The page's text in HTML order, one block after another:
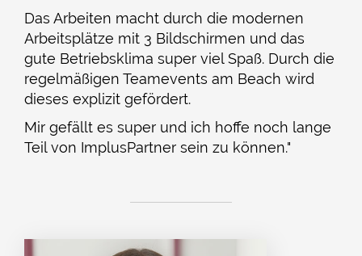
Das Arbeiten macht durch die modernen
Arbeitsplätze mit 3 Bildschirmen und das
gute Betriebsklima super viel Spaß. Durch die
regelmäßigen Teamevents am Beach wird
dieses explizit gefördert.
Mir gefällt es super und ich hoffe noch lange
Teil von ImplusPartner sein zu können."